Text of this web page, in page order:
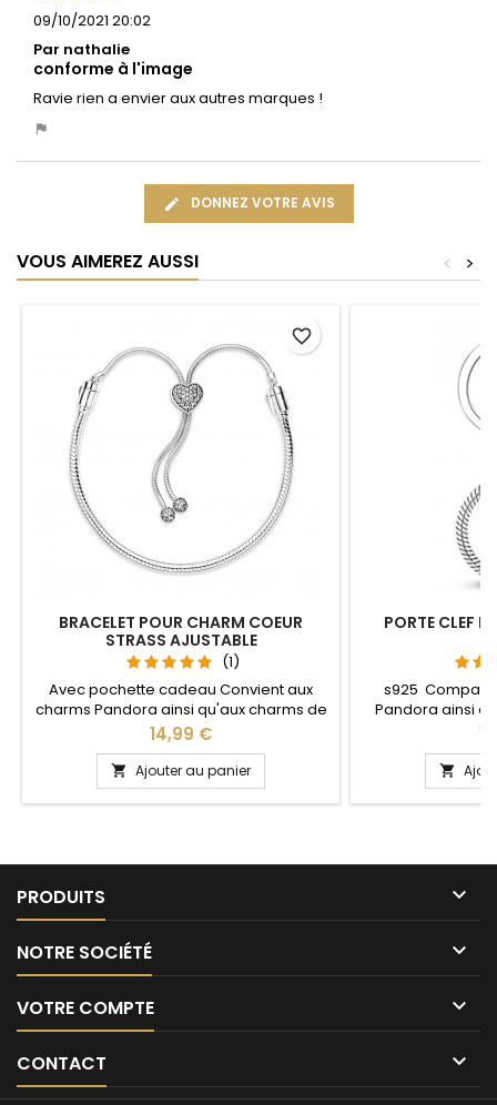
09/10/2021 20:02
Par nathalie
conforme à l'image
Ravie rien a envier aux autres marques !
DONNEZ VOTRE AVIS
VOUS AIMEREZ AUSSI >
<
BRACELET POUR CHARM COEUR
STRASS AJUSTABLE
(1)
Avec pochette cadeau Convient aux
charms Pandora ainsi qu'aux charms de
notre site idéal pour : Noël, Saint Valentin,
anniversaire, anniversaire de mariage La
partie ajustable se détache d'un coté
pour passer les charms par simple
pression sur le bouton Ajustable pour
Prix
14,99 €
 Ajouter au panier
favorite_border
PORTE CLEF
s925
Pandora ainsi
notre site idéal
anniversaire,
L'ouverture
niveau

PRODUITS 
NOTRE SOCIÉTÉ 
VOTRE COMPTE 
CONTACT 